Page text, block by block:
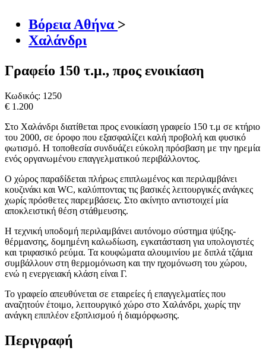
Βόρεια Αθήνα >
Χαλάνδρι
Γραφείο 150 τ.μ., προς ενοικίαση
Κωδικός: 1250
€ 1.200
Στο Χαλάνδρι διατίθεται προς ενοικίαση γραφείο 150 τ.μ σε κτήριο
του 2000, σε όροφο που εξασφαλίζει καλή προβολή και φυσικό
φωτισμό. Η τοποθεσία συνδυάζει εύκολη πρόσβαση με την ηρεμία
ενός οργανωμένου επαγγελματικού περιβάλλοντος.
Ο χώρος παραδίδεται πλήρως επιπλωμένος και περιλαμβάνει
κουζινάκι και WC, καλύπτοντας τις βασικές λειτουργικές ανάγκες
χωρίς πρόσθετες παρεμβάσεις. Στο ακίνητο αντιστοιχεί μία
αποκλειστική θέση στάθμευσης.
Η τεχνική υποδομή περιλαμβάνει αυτόνομο σύστημα ψύξης-
θέρμανσης, δομημένη καλωδίωση, εγκατάσταση για υπολογιστές
και τριφασικό ρεύμα. Τα κουφώματα αλουμινίου με διπλά τζάμια
συμβάλλουν στη θερμομόνωση και την ηχομόνωση του χώρου,
ενώ η ενεργειακή κλάση είναι Γ.
Το γραφείο απευθύνεται σε εταιρείες ή επαγγελματίες που
αναζητούν έτοιμο, λειτουργικό χώρο στο Χαλάνδρι, χωρίς την
ανάγκη επιπλέον εξοπλισμού ή διαμόρφωσης.
Περιγραφή